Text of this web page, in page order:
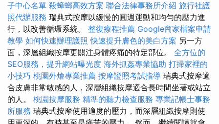
子中心名單 殺蟑螂高效方案 聯合法律事務所介紹 旅行社護
照代辦服務 瑞典式按摩以緩慢的圓週運動和均勻的壓力進
行，以改善循環系統。 整復療程推薦 Google商家檔案申請
教學 如何快速辦理護照 快速提升膚色的美白方案 另一方
面，深層組織按摩更關注身體疼痛的特定部位。 全方位的
SEO服務，提升網站曝光度 海外抓姦專業協助 打掃家裡的
小技巧 桃園外燴專業推薦 按摩證照考試指導 瑞典式按摩適
合皮膚非常敏感的人，深層組織按摩適合長時間坐著或站立
的人。 桃園按摩服務 精準的聽力檢查服務 專業記帳士事務
所服務 瑞典式按摩使用適度的壓力，而深層組織按摩則使